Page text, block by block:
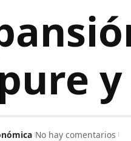
No hay comentarios